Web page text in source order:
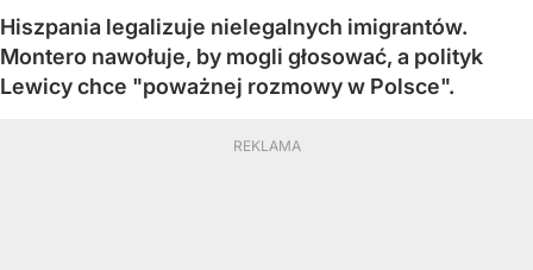
Hiszpania legalizuje nielegalnych imigrantów.
Montero nawołuje, by mogli głosować, a polityk
Lewicy chce "poważnej rozmowy w Polsce".